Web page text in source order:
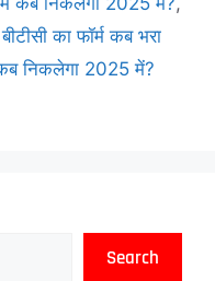
बीटीसी का फॉर्म कब भरा
निकलेगा 2025 में?
Search